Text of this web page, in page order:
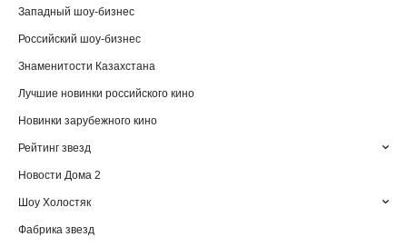
Западный шоу-бизнес
Российский шоу-бизнес
Знаменитости Казахстана
Лучшие новинки российского кино
Новинки зарубежного кино
Рейтинг звезд
Новости Дома 2
Шоу Холостяк
Фабрика звезд